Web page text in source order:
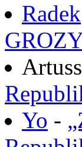
Radek
Yo -